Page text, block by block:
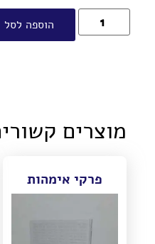
הוספה לסל
מוצרים
פרקי אימהות